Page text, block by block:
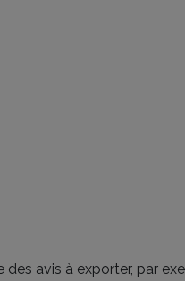
des avis à exporter, par